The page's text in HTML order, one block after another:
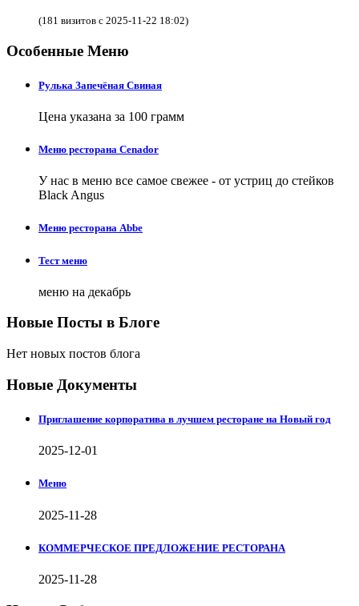
(181 визитов с 2025-11-22 18:02)
Особенные Меню
Рулька Запечёная Свиная
Цена указана за 100 грамм
Меню ресторана Cenador
У нас в меню все самое свежее - от устриц до стейков
Black Angus
Меню ресторана Abbe
Тест меню
меню на декабрь
Новые Посты в Блоге
Нет новых постов блога
Новые Документы
Приглашение корпоратива в лучшем ресторане на Новый год
2025-12-01
Меню
2025-11-28
КОММЕРЧЕСКОЕ ПРЕДЛОЖЕНИЕ РЕСТОРАНА
2025-11-28